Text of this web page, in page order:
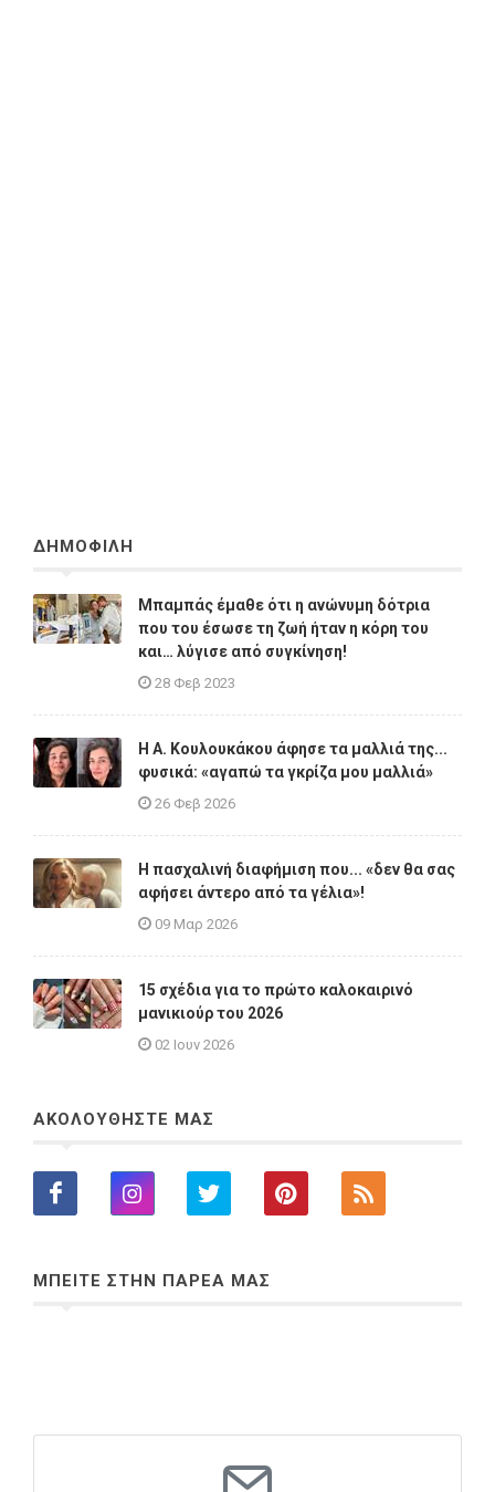
ΔΗΜΟΦΙΛΗ
Μπαμπάς έμαθε ότι η ανώνυμη δότρια
που του έσωσε τη ζωή ήταν η κόρη του
και… λύγισε από συγκίνηση!
28 Φεβ 2023
Η A. Κουλουκάκου άφησε τα μαλλιά της...
φυσικά: «αγαπώ τα γκρίζα μου μαλλιά»
26 Φεβ 2026
Η πασχαλινή διαφήμιση που... «δεν θα σας
αφήσει άντερο από τα γέλια»!
09 Μαρ 2026
15 σχέδια για το πρώτο καλοκαιρινό
μανικιούρ του 2026
02 Ιουν 2026
ΑΚΟΛΟΥΘΗΣΤΕ ΜΑΣ
ΜΠΕΙΤΕ ΣΤΗΝ ΠΑΡΕΑ ΜΑΣ